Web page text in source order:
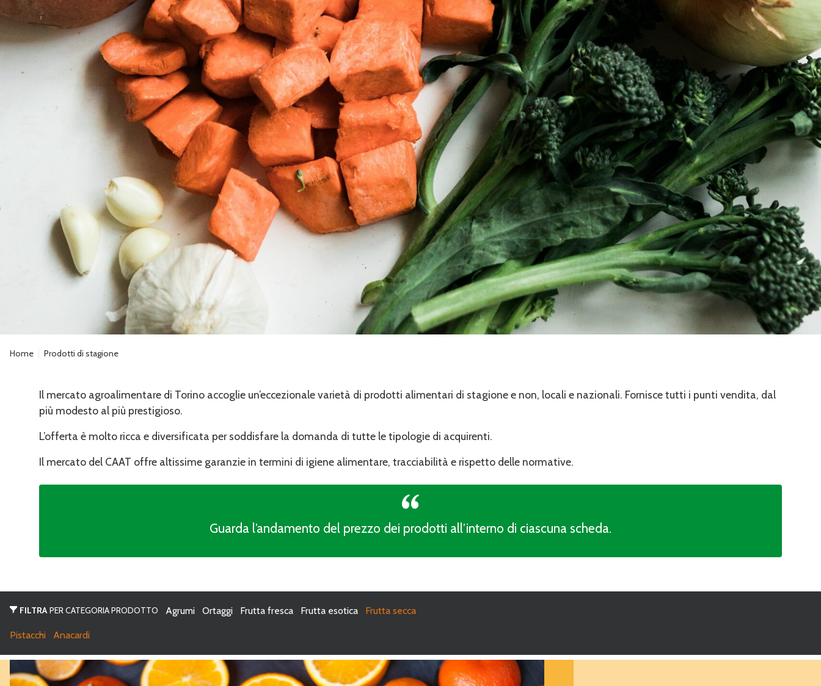
Home Prodotti di stagione
Il mercato agroalimentare di Torino accoglie un’eccezionale varietà di prodotti alimentari di stagione e non, locali e nazionali. Fornisce tutti i punti vendita, dal
più modesto al più prestigioso.
L’offerta è molto ricca e diversificata per soddisfare la domanda di tutte le tipologie di acquirenti.
Il mercato del CAAT offre altissime garanzie in termini di igiene alimentare, tracciabilità e rispetto delle normative.
Guarda l’andamento del prezzo dei prodotti all’interno di ciascuna scheda.
FILTRA PER CATEGORIA PRODOTTO Agrumi Ortaggi Frutta fresca Frutta esotica Frutta secca
Pistacchi Anacardi